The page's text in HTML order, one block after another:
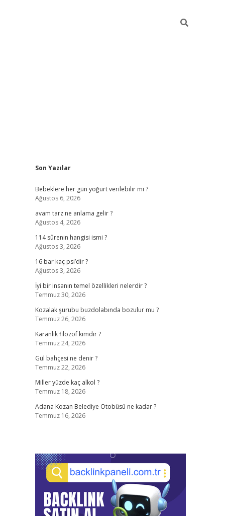
Sidebar
Son Yazılar
Bebeklere her gün yoğurt verilebilir mi ?
Ağustos 6, 2026
avam tarz ne anlama gelir ?
Ağustos 4, 2026
114 sûrenin hangisi ismi ?
Ağustos 3, 2026
16 bar kaç psi’dir ?
Ağustos 3, 2026
İyi bir insanın temel özellikleri nelerdir ?
Temmuz 30, 2026
Kozalak şurubu buzdolabında bozulur mu ?
Temmuz 26, 2026
Karanlık filozof kimdir ?
Temmuz 24, 2026
Gül bahçesi ne denir ?
Temmuz 22, 2026
Miller yüzde kaç alkol ?
Temmuz 18, 2026
Adana Kozan Belediye Otobüsü ne kadar ?
Temmuz 16, 2026